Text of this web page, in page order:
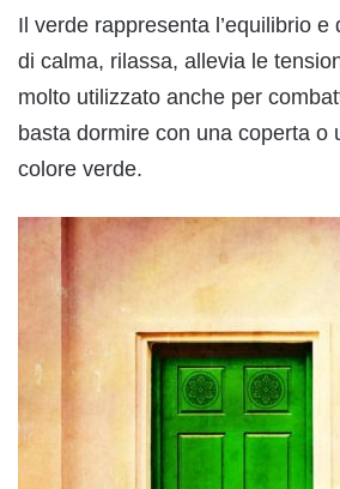
Il verde rappresenta l’equilibrio e
di calma, rilassa, allevia le
molto utilizzato anche per
basta dormire con una coperta o
colore verde.